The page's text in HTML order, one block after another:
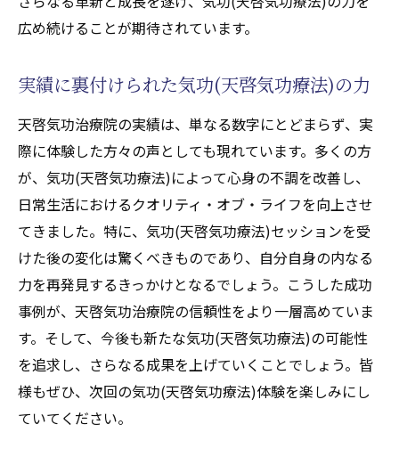
広め続けることが期待されています。
実績に裏付けられた気功(天啓気功療法)の力
天啓気功治療院の実績は、単なる数字にとどまらず、実
際に体験した方々の声としても現れています。多くの方
が、気功(天啓気功療法)によって心身の不調を改善し、
日常生活におけるクオリティ・オブ・ライフを向上させ
てきました。特に、気功(天啓気功療法)セッションを受
けた後の変化は驚くべきものであり、自分自身の内なる
力を再発見するきっかけとなるでしょう。こうした成功
事例が、天啓気功治療院の信頼性をより一層高めていま
す。そして、今後も新たな気功(天啓気功療法)の可能性
を追求し、さらなる成果を上げていくことでしょう。皆
様もぜひ、次回の気功(天啓気功療法)体験を楽しみにし
ていてください。